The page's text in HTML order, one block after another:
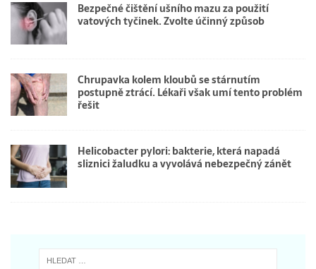
Bezpečné čištění ušního mazu za použití
vatových tyčinek. Zvolte účinný způsob
Chrupavka kolem kloubů se stárnutím
postupně ztrácí. Lékaři však umí tento problém
řešit
Helicobacter pylori: bakterie, která napadá
sliznici žaludku a vyvolává nebezpečný zánět